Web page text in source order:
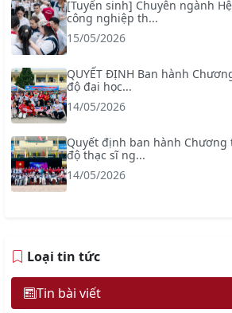
[Tuyển sinh] Chuyên ngành
công nghiệp th...
15/05/2026
QUYẾT ĐỊNH Ban hành
độ đại học...
14/05/2026
Quyết định ban hành
độ thạc sĩ ng...
14/05/2026
Loại tin tức
Tin bài viết